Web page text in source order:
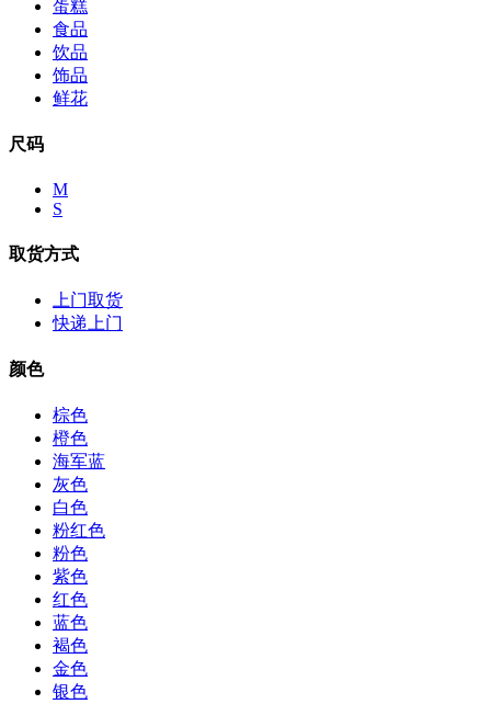
蛋糕
食品
饮品
饰品
鲜花
尺码
M
S
取货方式
上门取货
快递上门
颜色
棕色
橙色
海军蓝
灰色
白色
粉红色
粉色
紫色
红色
蓝色
褐色
金色
银色